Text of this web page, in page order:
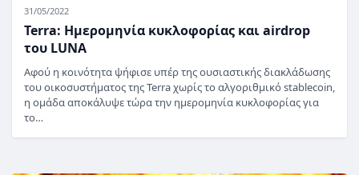
31/05/2022
Terra: Ημερομηνία κυκλοφορίας και airdrop
του LUNA
Αφού η κοινότητα ψήφισε υπέρ της ουσιαστικής διακλάδωσης
του οικοσυστήματος της Terra χωρίς το αλγοριθμικό stablecoin,
η ομάδα αποκάλυψε τώρα την ημερομηνία κυκλοφορίας για
το…